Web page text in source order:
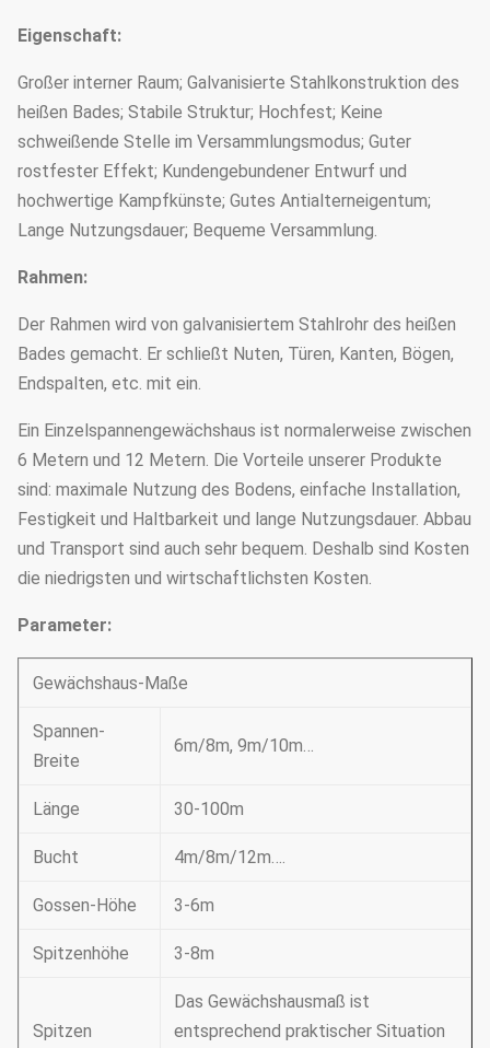
Eigenschaft:
Großer interner Raum; Galvanisierte Stahlkonstruktion des
heißen Bades; Stabile Struktur; Hochfest; Keine
schweißende Stelle im Versammlungsmodus; Guter
rostfester Effekt; Kundengebundener Entwurf und
hochwertige Kampfkünste; Gutes Antialterneigentum;
Lange Nutzungsdauer; Bequeme Versammlung.
Rahmen:
Der Rahmen wird von galvanisiertem Stahlrohr des heißen
Bades gemacht. Er schließt Nuten, Türen, Kanten, Bögen,
Endspalten, etc. mit ein.
Ein Einzelspannengewächshaus ist normalerweise zwischen
6 Metern und 12 Metern. Die Vorteile unserer Produkte
sind: maximale Nutzung des Bodens, einfache Installation,
Festigkeit und Haltbarkeit und lange Nutzungsdauer. Abbau
und Transport sind auch sehr bequem. Deshalb sind Kosten
die niedrigsten und wirtschaftlichsten Kosten.
Parameter:
Gewächshaus-Maße
Spannen-
Breite
6m/8m, 9m/10m…
Länge 30-100m
Bucht 4m/8m/12m….
Gossen-Höhe 3-6m
Spitzenhöhe 3-8m
Spitzen
Das Gewächshausmaß ist
entsprechend praktischer Situation